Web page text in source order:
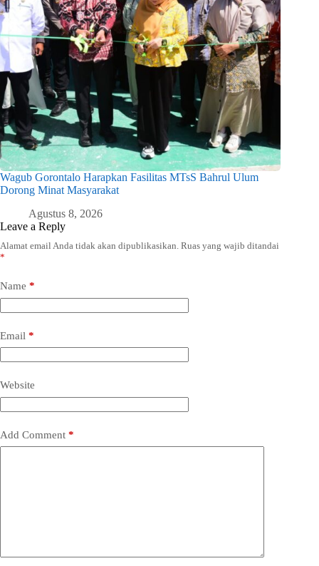
Wagub Gorontalo Harapkan Fasilitas MTsS Bahrul Ulum
Dorong Minat Masyarakat
Agustus 8, 2026
Leave a Reply
Alamat email Anda tidak akan dipublikasikan. Ruas yang wajib ditandai
*
Name *
Email *
Website
Add Comment *